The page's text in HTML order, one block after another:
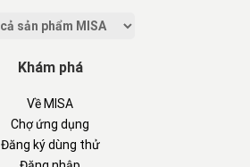
Khám phá
Về MISA
Chợ ứng dụng
Đăng ký dùng thử